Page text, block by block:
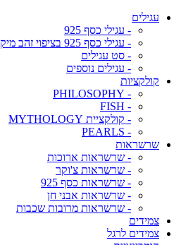
עגילים
- עגילי כסף 925
- עגילי כסף 925 בציפוי זהב מיקרוני
- סט עגילים
- עגילים נוספים
קולקציות
- PHILOSOPHY
- FISH
- קולקציית MYTHOLOGY
- PEARLS
שרשראות
- שרשראות ארוכות
- שרשראות צ'וקר
- שרשראות כסף 925
- שרשראות אבני חן
- שרשראות מרובות שכבות
צמידים
צמידים לרגל